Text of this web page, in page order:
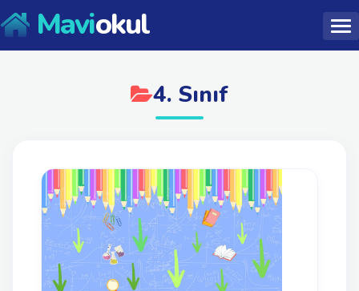
Maviokul
4. Sınıf